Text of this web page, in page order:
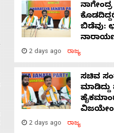
ಬಿಡೆವು:
2 days ago ರಾಜ್ಯ
ಸಚಿವ
2 days ago ರಾಜ್ಯ